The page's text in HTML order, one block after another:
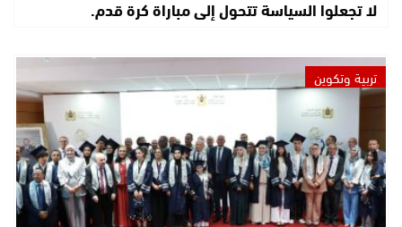
لا تجعلوا السياسة تتحول إلى مباراة كرة قدم.
تربية وتكوين